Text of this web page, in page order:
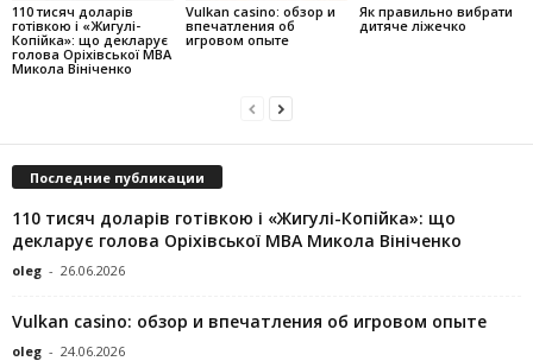
110 тисяч доларів
готівкою і «Жигулі-
Копійка»: що декларує
голова Оріхівської МВА
Микола Вініченко
Vulkan casino: обзор и
впечатления об
игровом опыте
Як правильно вибрати
дитяче ліжечко
Последние публикации
110 тисяч доларів готівкою і «Жигулі-Копійка»: що
декларує голова Оріхівської МВА Микола Вініченко
oleg - 26.06.2026
Vulkan casino: обзор и впечатления об игровом опыте
oleg - 24.06.2026